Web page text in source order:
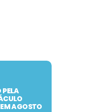
PELA
AGOSTO